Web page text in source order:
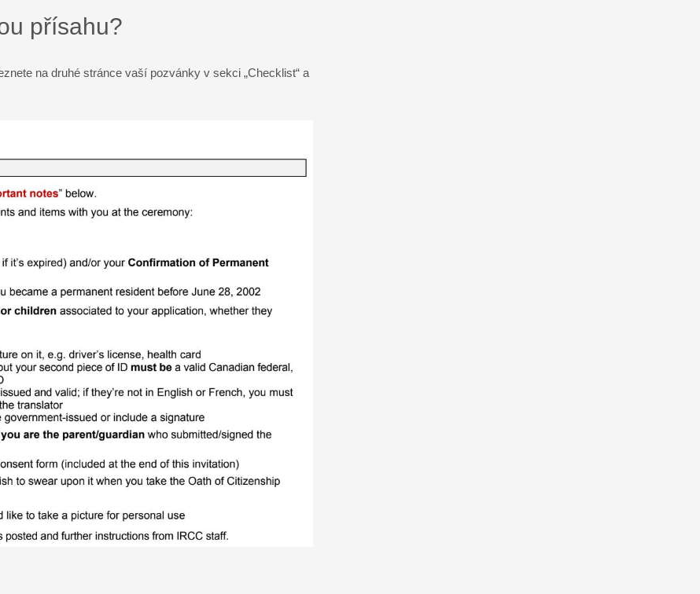
přísahu?
na druhé stránce vaší pozvánky v sekci „Checklist“ a